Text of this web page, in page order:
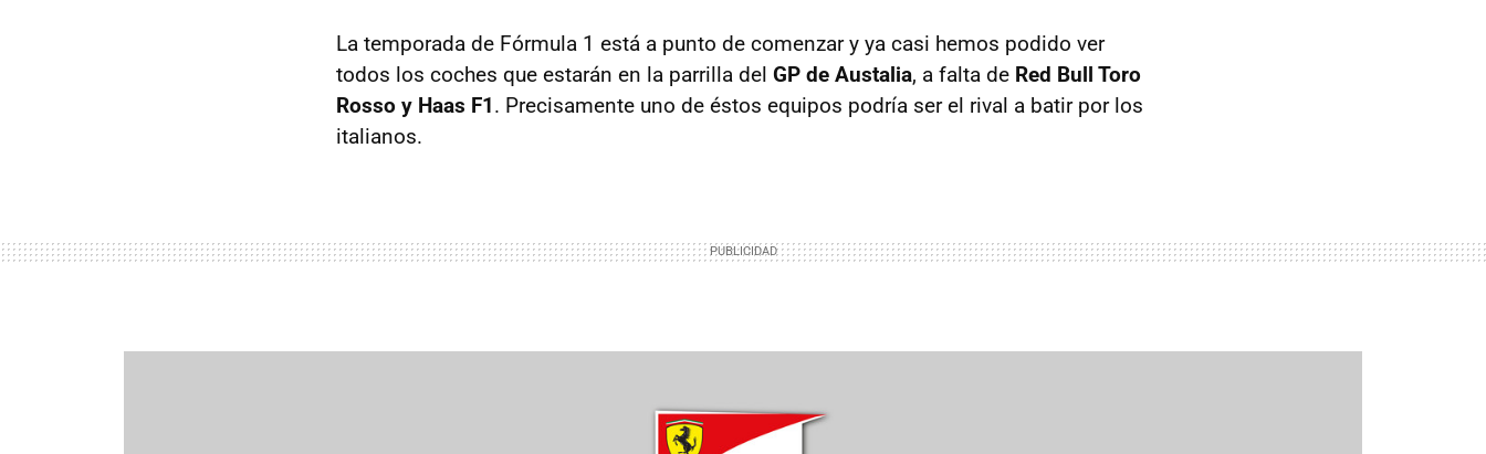
La temporada de Fórmula 1 está a punto de comenzar y ya casi hemos podido ver
todos los coches que estarán en la parrilla del GP de Austalia, a falta de Red Bull Toro
Rosso y Haas F1. Precisamente uno de éstos equipos podría ser el rival a batir por los
italianos.